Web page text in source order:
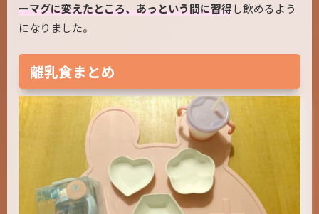
ーマグに変えたところ、あっという間に習得し飲めるよう
になりました。
離乳食まとめ